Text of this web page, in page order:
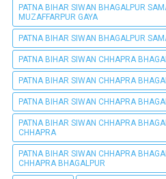
PATNA BIHAR SIWAN BHAGALPUR
MUZAFFARPUR GAYA
PATNA BIHAR SIWAN BHAGALPUR
PATNA BIHAR SIWAN CHHAPRA
PATNA BIHAR SIWAN CHHAPRA
PATNA BIHAR SIWAN CHHAPRA
PATNA BIHAR SIWAN CHHAPRA
CHHAPRA
PATNA BIHAR SIWAN CHHAPRA
CHHAPRA BHAGALPUR